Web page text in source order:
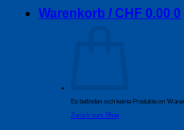
Warenkorb / CHF 0.00 0
Es befinden sich keine Produkte im
Zurück zum Shop